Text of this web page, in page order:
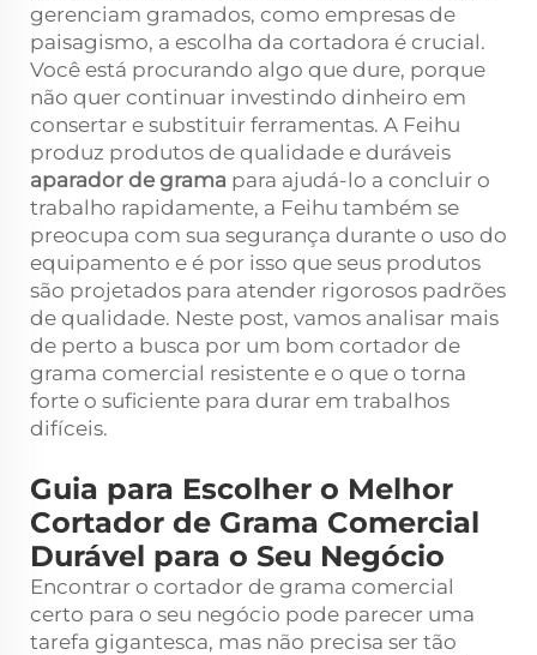
gerenciam gramados, como empresas de
paisagismo, a escolha da cortadora é crucial.
Você está procurando algo que dure, porque
não quer continuar investindo dinheiro em
consertar e substituir ferramentas. A Feihu
produz produtos de qualidade e duráveis
aparador de grama para ajudá-lo a concluir o
trabalho rapidamente, a Feihu também se
preocupa com sua segurança durante o uso do
equipamento e é por isso que seus produtos
são projetados para atender rigorosos padrões
de qualidade. Neste post, vamos analisar mais
de perto a busca por um bom cortador de
grama comercial resistente e o que o torna
forte o suficiente para durar em trabalhos
difíceis.
Guia para Escolher o Melhor
Cortador de Grama Comercial
Durável para o Seu Negócio
Encontrar o cortador de grama comercial
certo para o seu negócio pode parecer uma
tarefa gigantesca, mas não precisa ser tão